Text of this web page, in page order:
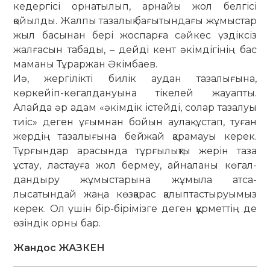
кедергісі орнатылып, ар­­найы жол бел­гісі
қойылды. Жалпы та­залық бағы­тындағы жұмыстар
жыл басынан бері жос­парға сәй­кес үз­діксіз
жал­ғасын табады, – дейді кент әкім­дігінің бас
маманы Тұраржан Әкімбаев.
Иә, жергілікті билік аудан таза­лы­ғына,
көркейіп-көгал­дануына тікелей жауапты.
Алайда әр адам «әкім­дік істейді, солар тазалуы
тиіс» деген ұғым­нан бойын аулақ ұстап, туған
жердің тазалығына бейжай қа­ра­мауы керек.
Тұрғындар арасында тұр­ғылықты же­рін таза
ұстау, лас­та­уға жол бермеу, айналаны көгал­
дандыру жұмыстарына жұмыла ат­­са­
лысатындай жаңа көз­қарас қа­лып­тастыруымыз
керек. Ол үшін бір-бірімізге деген құрметтің де
өзіндік орны бар.
Жандос ЖАЗКЕН